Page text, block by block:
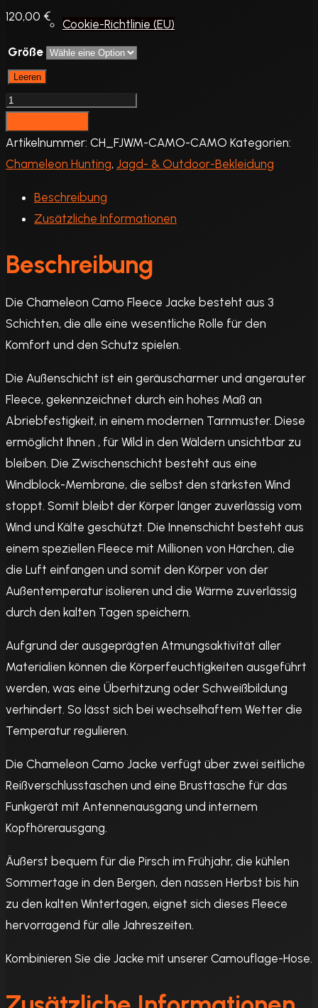
Cookie-Richtlinie (EU)
120,00 €
Größe
Leeren
Chameleon
FLEECE
Jacke
Windblock
Membrane
Artikelnummer: CH_FJWM-CAMO-CAMO Kategorien:
Chameleon Hunting, Jagd- & Outdoor-Bekleidung
Beschreibung
Zusätzliche Informationen
Beschreibung
Die Chameleon Camo Fleece Jacke besteht aus 3
Schichten, die alle eine wesentliche Rolle für den
Komfort und den Schutz spielen.
Die Außenschicht ist ein geräuscharmer und angerauter
Fleece, gekennzeichnet durch ein hohes Maß an
Abriebfestigkeit, in einem modernen Tarnmuster. Diese
ermöglicht Ihnen , für Wild in den Wäldern unsichtbar zu
bleiben. Die Zwischenschicht besteht aus eine
Windblock-Membrane, die selbst den stärksten Wind
stoppt. Somit bleibt der Körper länger zuverlässig vom
Wind und Kälte geschützt. Die Innenschicht besteht aus
einem speziellen Fleece mit Millionen von Härchen, die
die Luft einfangen und somit den Körper von der
Außentemperatur isolieren und die Wärme zuverlässig
durch den kalten Tagen speichern.
Aufgrund der ausgeprägten Atmungsaktivität aller
Materialien können die Körperfeuchtigkeiten ausgeführt
werden, was eine Überhitzung oder Schweißbildung
verhindert. So lässt sich bei wechselhaftem Wetter die
Temperatur regulieren.
Die Chameleon Camo Jacke verfügt über zwei seitliche
Reißverschlusstaschen und eine Brusttasche für das
Funkgerät mit Antennenausgang und internem
Kopfhörerausgang.
Äußerst bequem für die Pirsch im Frühjahr, die kühlen
Sommertage in den Bergen, den nassen Herbst bis hin
zu den kalten Wintertagen, eignet sich dieses Fleece
hervorragend für alle Jahreszeiten.
Kombinieren Sie die Jacke mit unserer Camouflage-Hose.